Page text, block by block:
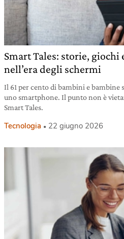
Smart Tales: storie,
nell’era degli schermi
Il 61 per cento di bambini e
uno smartphone. Il punto non è
Smart Tales.
Tecnologia 22 giugno 2026